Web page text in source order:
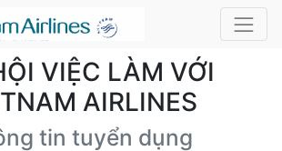
VIỆC LÀM VỚI
AIRLINES
tin tuyển dụng